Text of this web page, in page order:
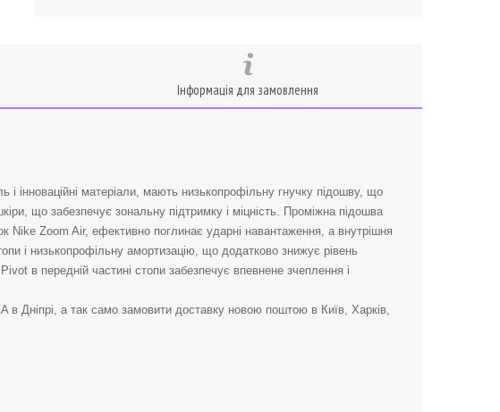
Інформація для замовлення
і інноваційні матеріали, мають низькопрофільну гнучку підошву, що
що забезпечує зональну підтримку і міцність. Проміжна підошва
Nike Zoom Air, ефективно поглинає ударні навантаження, а внутрішня
і низькопрофільну амортизацію, що додатково знижує рівень
в передній частині стопи забезпечує впевнене зчеплення і
Дніпрі, а так само замовити доставку новою поштою в Київ, Харків,